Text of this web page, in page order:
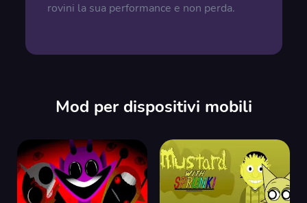
rovini la sua performance e non perda.
Mod per dispositivi mobili